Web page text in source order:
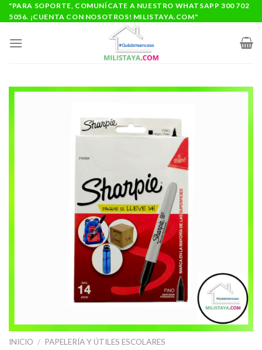
Saltar
al
"PARA SOPORTE, COMUNÍCATE A NUESTRO WHATSAPP 300 702
5056. ¡CUENTA CON NOSOTROS! MILISTAYA.COM"
INICIO / PAPELERÍA Y ÚTILES ESCOLARES